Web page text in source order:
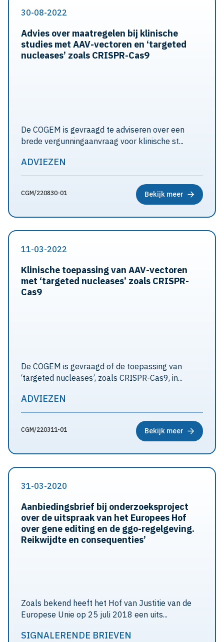
30-08-2022
Advies over maatregelen bij klinische
studies met AAV-vectoren en ‘targeted
nucleases’ zoals CRISPR-Cas9
De COGEM is gevraagd te adviseren over een
brede vergunningaanvraag voor klinische st...
ADVIEZEN
CGM/220830-01 Bekijk meer
11-03-2022
Klinische toepassing van AAV-vectoren
met ‘targeted nucleases’ zoals CRISPR-
Cas9
De COGEM is gevraagd of de toepassing van
‘targeted nucleases’, zoals CRISPR-Cas9, in...
ADVIEZEN
CGM/220311-01 Bekijk meer
31-03-2020
Aanbiedingsbrief bij onderzoeksproject
over de uitspraak van het Europees Hof
over gene editing en de ggo-regelgeving.
Reikwijdte en consequenties’
Zoals bekend heeft het Hof van Justitie van de
Europese Unie op 25 juli 2018 een uits...
SIGNALERENDE BRIEVEN